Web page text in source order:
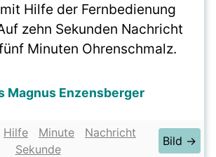
Hilfe der Fernbedienung
zehn Sekunden Nachricht
Minuten Ohrenschmalz.
Magnus Enzensberger
Hilfe Minute
Nachricht
Sekunde
Bild →